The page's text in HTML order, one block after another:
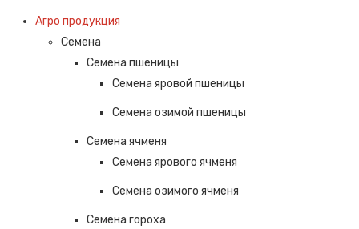
Агро продукция
Семена
Семена пшеницы
Семена яровой пшеницы
Семена озимой пшеницы
Семена ячменя
Семена ярового ячменя
Семена озимого ячменя
Семена гороха